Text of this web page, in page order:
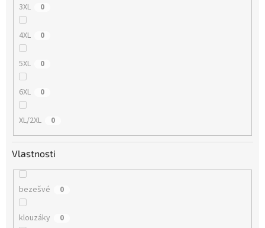
3XL 0
4XL 0
5XL 0
6XL 0
XL/2XL 0
Vlastnosti
bezešvé 0
klouzáky 0